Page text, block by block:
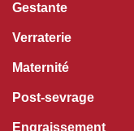
Gestante
Verraterie
Maternité
Post-sevrage
Engraissement